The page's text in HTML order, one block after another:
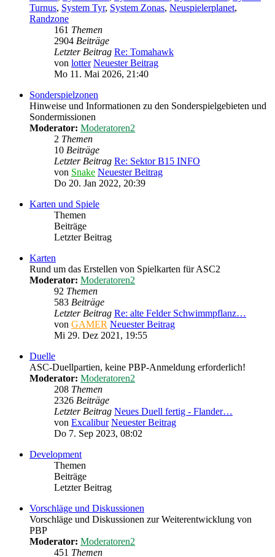
Turnus, System Tyr, System Zonas, Neuspielerplanet,
Randzone
161 Themen
2904 Beiträge
Letzter Beitrag Re: Tomahawk
von lotter Neuester Beitrag
Mo 11. Mai 2026, 21:40
Sonderspielzonen
Hinweise und Informationen zu den Sonderspielgebieten und
Sondermissionen
Moderator: Moderatoren2
2 Themen
10 Beiträge
Letzter Beitrag Re: Sektor B15 INFO
von Snake Neuester Beitrag
Do 20. Jan 2022, 20:39
Karten und Spiele
Themen
Beiträge
Letzter Beitrag
Karten
Rund um das Erstellen von Spielkarten für ASC2
Moderator: Moderatoren2
92 Themen
583 Beiträge
Letzter Beitrag Re: alte Felder Schwimmpflanz…
von GAMER Neuester Beitrag
Mi 29. Dez 2021, 19:55
Duelle
ASC-Duellpartien, keine PBP-Anmeldung erforderlich!
Moderator: Moderatoren2
208 Themen
2326 Beiträge
Letzter Beitrag Neues Duell fertig - Flander…
von Excalibur Neuester Beitrag
Do 7. Sep 2023, 08:02
Development
Themen
Beiträge
Letzter Beitrag
Vorschläge und Diskussionen
Vorschläge und Diskussionen zur Weiterentwicklung von
PBP
Moderator: Moderatoren2
451 Themen